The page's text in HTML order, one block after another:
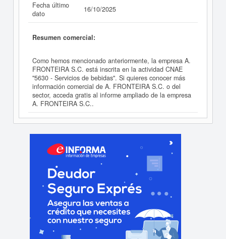
Fecha último
dato
16/10/2025
Resumen comercial:
Como hemos mencionado anteriormente, la empresa A.
FRONTEIRA S.C. está inscrita en la actividad CNAE
"5630 - Servicios de bebidas". Si quieres conocer más
información comercial de A. FRONTEIRA S.C. o del
sector, acceda gratis al informe ampliado de la empresa
A. FRONTEIRA S.C..